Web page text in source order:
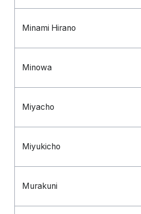
Minami Hirano
Minowa
Miyacho
Miyukicho
Murakuni